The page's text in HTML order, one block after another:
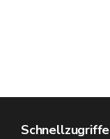
Schnellzugriffe